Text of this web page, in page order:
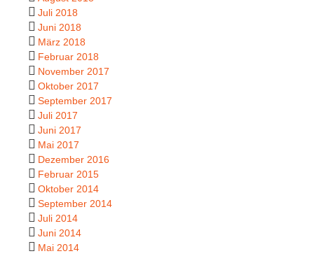
Juli 2018
Juni 2018
März 2018
Februar 2018
November 2017
Oktober 2017
September 2017
Juli 2017
Juni 2017
Mai 2017
Dezember 2016
Februar 2015
Oktober 2014
September 2014
Juli 2014
Juni 2014
Mai 2014